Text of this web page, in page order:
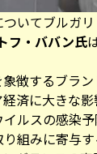
いてブルガ
フ・ババン氏
象徴するブラ
済に大きな影
ルスの感染
組みに寄与